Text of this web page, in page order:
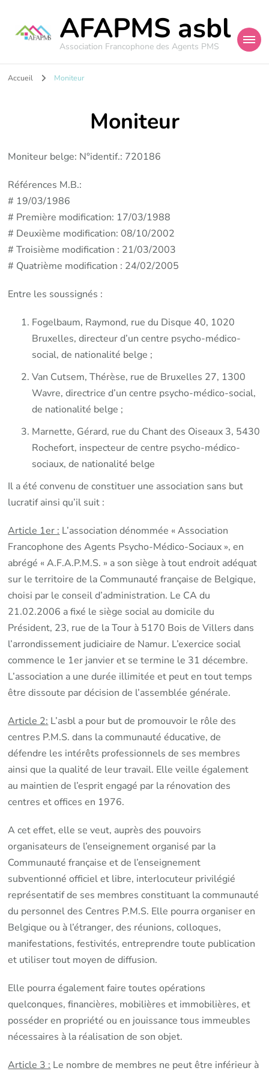
AFAPMS asbl
Association Francophone des Agents PMS
Accueil Moniteur
Moniteur
Moniteur belge: N°identif.: 720186
Références M.B.:
# 19/03/1986
# Première modification: 17/03/1988
# Deuxième modification: 08/10/2002
# Troisième modification : 21/03/2003
# Quatrième modification : 24/02/2005
Entre les soussignés :
Fogelbaum, Raymond, rue du Disque 40, 1020
Bruxelles, directeur d’un centre psycho-médico-
social, de nationalité belge ;
Van Cutsem, Thérèse, rue de Bruxelles 27, 1300
Wavre, directrice d’un centre psycho-médico-social,
de nationalité belge ;
Marnette, Gérard, rue du Chant des Oiseaux 3, 5430
Rochefort, inspecteur de centre psycho-médico-
sociaux, de nationalité belge
Il a été convenu de constituer une association sans but
lucratif ainsi qu’il suit :
Article 1er : L’association dénommée « Association
Francophone des Agents Psycho-Médico-Sociaux », en
abrégé « A.F.A.P.M.S. » a son siège à tout endroit adéquat
sur le territoire de la Communauté française de Belgique,
choisi par le conseil d’administration. Le CA du
21.02.2006 a fixé le siège social au domicile du
Président, 23, rue de la Tour à 5170 Bois de Villers dans
l’arrondissement judiciaire de Namur. L’exercice social
commence le 1er janvier et se termine le 31 décembre.
L’association a une durée illimitée et peut en tout temps
être dissoute par décision de l’assemblée générale.
Article 2: L’asbl a pour but de promouvoir le rôle des
centres P.M.S. dans la communauté éducative, de
défendre les intérêts professionnels de ses membres
ainsi que la qualité de leur travail. Elle veille également
au maintien de l’esprit engagé par la rénovation des
centres et offices en 1976.
A cet effet, elle se veut, auprès des pouvoirs
organisateurs de l’enseignement organisé par la
Communauté française et de l’enseignement
subventionné officiel et libre, interlocuteur privilégié
représentatif de ses membres constituant la communauté
du personnel des Centres P.M.S. Elle pourra organiser en
Belgique ou à l’étranger, des réunions, colloques,
manifestations, festivités, entreprendre toute publication
et utiliser tout moyen de diffusion.
Elle pourra également faire toutes opérations
quelconques, financières, mobilières et immobilières, et
posséder en propriété ou en jouissance tous immeubles
nécessaires à la réalisation de son objet.
Article 3 : Le nombre de membres ne peut être inférieur à